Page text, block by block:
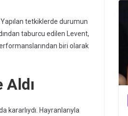
tetkiklerde durumun
taburcu edilen Levent,
biri olarak
Aldı
kararlıydı. Hayranlarıyla